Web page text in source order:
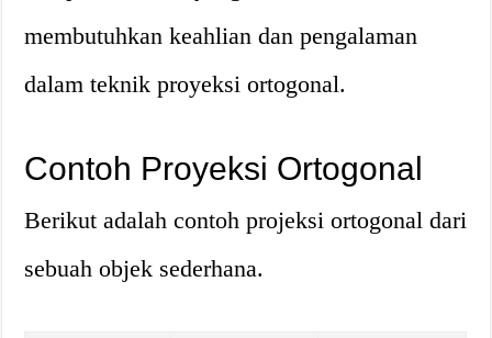
membutuhkan keahlian dan pengalaman
dalam teknik proyeksi ortogonal.
Contoh Proyeksi Ortogonal
Berikut adalah contoh projeksi ortogonal dari
sebuah objek sederhana.